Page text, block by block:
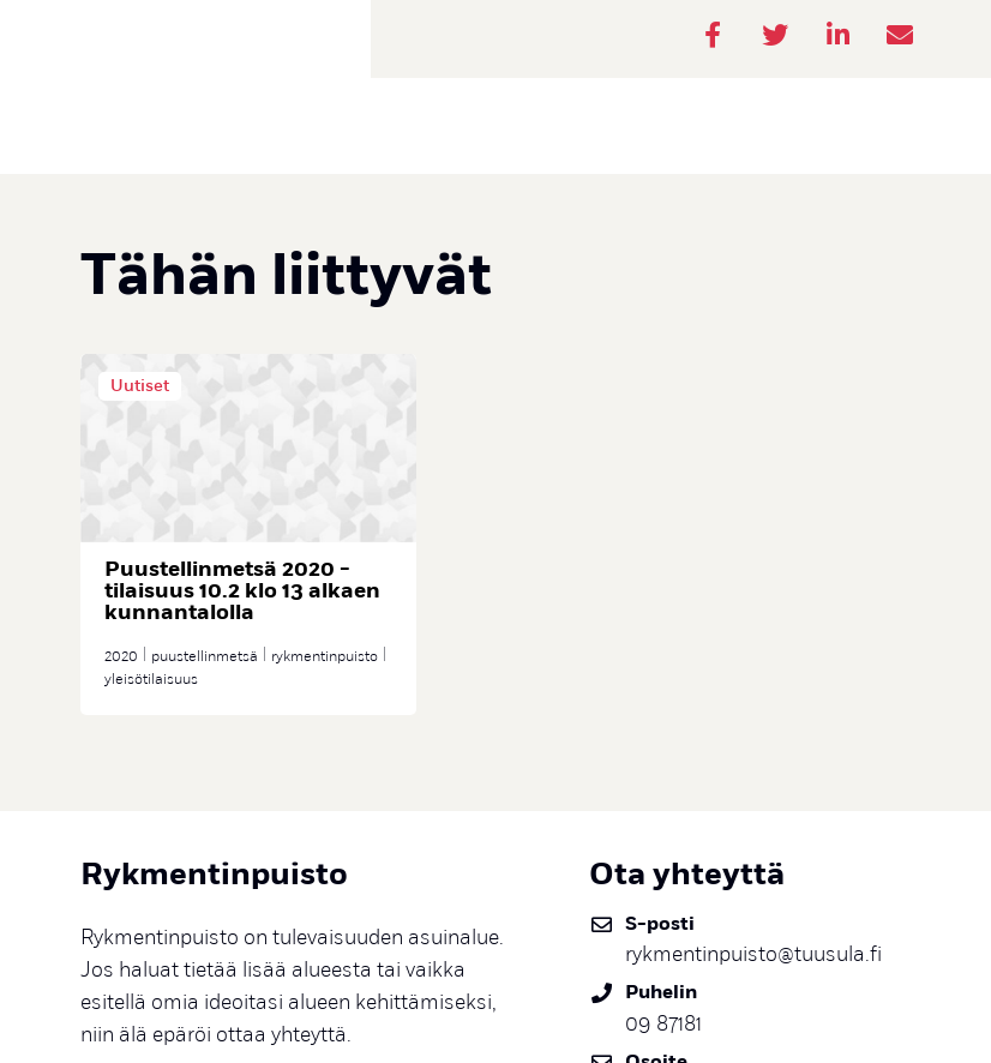
Tähän liittyvät
Uutiset
Puustellinmetsä 2020 -
tilaisuus 10.2 klo 13 alkaen
kunnantalolla
2020 puustellinmetsä
rykmentinpuisto
yleisötilaisuus
Rykmentinpuisto
Rykmentinpuisto on tulevaisuuden asuinalue.
Jos haluat tietää lisää alueesta tai vaikka
esitellä omia ideoitasi alueen kehittämiseksi,
niin älä epäröi ottaa yhteyttä.
Ota yhteyttä
S-posti
rykmentinpuisto@tuusula.fi
Puhelin
09 87181